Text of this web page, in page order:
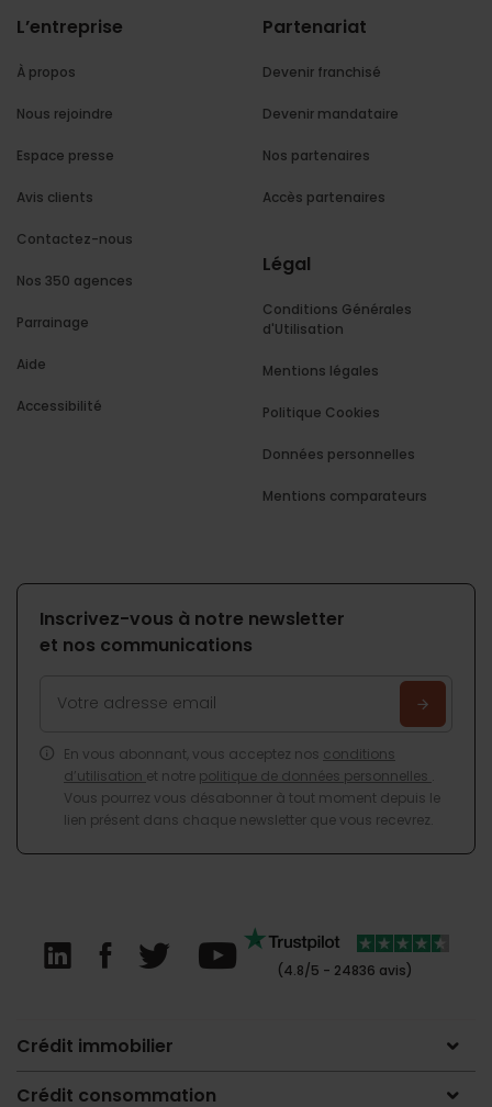
L’entreprise
À propos
Nous rejoindre
Espace presse
Avis clients
Contactez-nous
Nos 350 agences
Parrainage
Aide
Accessibilité
Partenariat
Devenir franchisé
Devenir mandataire
Nos partenaires
Accès partenaires
Légal
Conditions Générales
d'Utilisation
Mentions légales
Politique Cookies
Données personnelles
Mentions comparateurs
Inscrivez-vous à notre newsletter
et nos communications
En vous abonnant, vous acceptez nos conditions
d’utilisation et notre politique de données personnelles
Vous pourrez vous désabonner à tout moment depuis le
lien présent dans chaque newsletter que vous recevrez.
(4.8/5 - 24836 avis)
Crédit immobilier
Crédit consommation